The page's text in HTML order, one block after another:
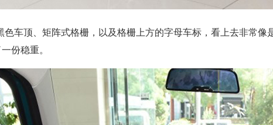
顶、矩阵式格栅，以及格栅上方的字母车标，看上去非常像
份稳重。